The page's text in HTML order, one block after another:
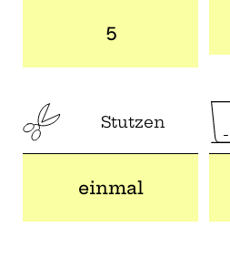
5
Stutzen
einmal